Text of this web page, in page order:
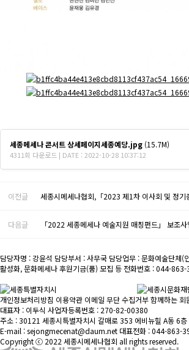
세종메세나 콘서트 상세페이지세종예당.jpg (15.7M)
4311회 다운로드 | DATE : 2022-10-28 10:37:12
이전글
세종시메세나협회,「2023 제1차 이사회 및 정
다음글
「2022 세종메세나 예술지원 매칭펀드」 보조
담당자명 : 강윤석 담당부서 : 사무국 담당업무 : 문화예술단체(
활성화, 문화메세나 후원기금(품) 모집 등 전화번호 : 044-
개인정보처리방침 이용약관 이메일 무단 수집거부함께하는 회
대표자 : 이두식 사업자등록번호 : 270-82-00380
주소 : 30121 세종시특별자치시 갈매로 353 에비뉴힐 A동 6
E-mail : sejongmecenat@daum.net 대표전화 : 044-863-
Copyright ⓒ 2022 세종시메세나협회 all rights reserved.